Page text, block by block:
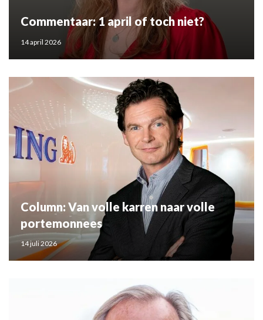
Commentaar: 1 april of toch niet?
14 april 2026
Column: Van volle karren naar volle
portemonnees
14 juli 2026